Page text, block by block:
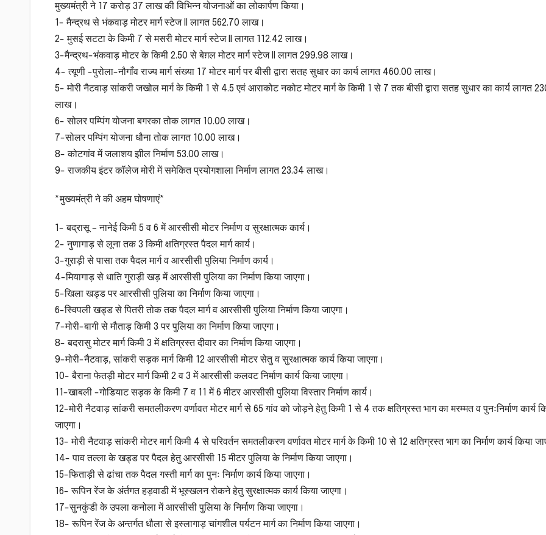
मुख्यमंत्री ने 17 करोड़ 37 लाख की विभिन्न योजनाओं का लोकार्पण किया।
1- मैन्द्रथ से भंकवाड़ मोटर मार्ग स्टेज II लागत 562.70 लाख।
2- मुसई सटटा के किमी 7 से मसरी मोटर मार्ग स्टेज II लागत 112.42 लाख।
3-मैन्द्रथ-भंकवाड़ मोटर के किमी 2.50 से बेग़ल मोटर मार्ग स्टेज II लागत 299.98 लाख।
4- त्यूणी -पुरोला-नौगाँव राज्य मार्ग संख्या 17 मोटर मार्ग पर बीसी द्वारा सतह सुधार का कार्य लागत 460.00 लाख।
5- मोरी नैटवाड़ सांकरी जखोल मार्ग के किमी 1 से 4.5 एवं आराकोट नकोट मोटर मार्ग के किमी 1 से 7 तक बीसी द्वारा सतह सुधार का कार्य लागत
लाख।
6- सोलर पम्पिंग योजना बगरका तोक लागत 10.00 लाख।
7-सोलर पम्पिंग योजना धौना तोक लागत 10.00 लाख।
8- कोटगांव में जलाशय झील निर्माण 53.00 लाख।
9- राजकीय इंटर कॉलेज मोरी में समेकित प्रयोगशाला निर्माण लागत 23.34 लाख।
*मुख्यमंत्री ने की अहम घोषणाएं*
1- बद्रासू – नानेई किमी 5 व 6 में आरसीसी मोटर निर्माण व सुरक्षात्मक कार्य।
2- नुणागाड़ से लूना तक 3 किमी क्षतिग्रस्त पैदल मार्ग कार्य।
3-गुराड़ी से पासा तक पैदल मार्ग व आरसीसी पुलिया निर्माण कार्य।
4-मियागाड़ से धाति गुराड़ी खड़ में आरसीसी पुलिया का निर्माण किया जाएगा।
5-खिला खड्ड पर आरसीसी पुलिया का निर्माण किया जाएगा।
6-स्विपली खड्ड से पितरी तोक तक पैदल मार्ग व आरसीसी पुलिया निर्माण किया जाएगा।
7-मोरी-बागी से मौताड़ किमी 3 पर पुलिया का निर्माण किया जाएगा।
8- बदरासु मोटर मार्ग किमी 3 में क्षतिग्रस्त दीवार का निर्माण किया जाएगा।
9-मोरी-नैटवाड़, सांकरी सड़क मार्ग किमी 12 आरसीसी मोटर सेतु व सुरक्षात्मक कार्य किया जाएगा।
10- बैराना फेतड़ी मोटर मार्ग किमी 2 व 3 में आरसीसी कलवट निर्माण कार्य किया जाएगा।
11-खाबली -गोडियाट सड़क के किमी 7 व 11 में 6 मीटर आरसीसी पुलिया विस्तार निर्माण कार्य।
12-मोरी नैटवाड़ सांकरी समतलीकरण वर्णावत मोटर मार्ग से 65 गांव को जोड़ने हेतु किमी 1 से 4 तक क्षतिग्रस्त भाग का मरम्मत व पुनःनिर्माण कार्य
जाएगा।
13- मोरी नैटवाड़ सांकरी मोटर मार्ग किमी 4 से परिवर्तन समतलीकरण वर्णावत मोटर मार्ग के किमी 10 से 12 क्षतिग्रस्त भाग का निर्माण कार्य किया
14- पाव तल्ला के खड्ड पर पैदल हेतु आरसीसी 15 मीटर पुलिया के निर्माण किया जाएगा।
15-फिताड़ी से ढांचा तक पैदल गस्ती मार्ग का पुनः निर्माण कार्य किया जाएगा।
16- रूपिन रेंज के अंर्तगत हड़वाडी में भूस्खलन रोकने हेतु सुरक्षात्मक कार्य किया जाएगा।
17-सुनकुंडी के उपला कनोला में आरसीसी पुलिया के निर्माण किया जाएगा।
18- रूपिन रेंज के अन्तर्गत धौला से इस्लागाड़ चांगशील पर्यटन मार्ग का निर्माण किया जाएगा।